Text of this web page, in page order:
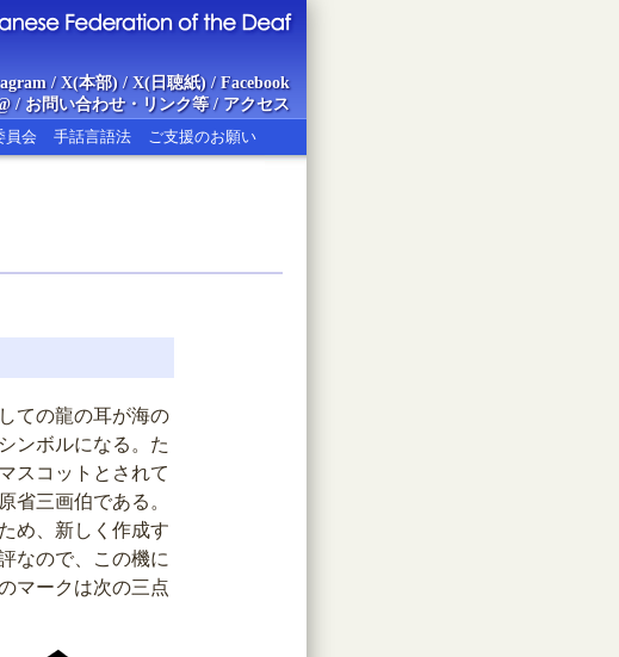
/ X(本部)/ X(日聴紙)/ Facebook
/ お問い合わせ・リンク等/ アクセス
員会 手話言語法 ご支援のお願い
ての龍の耳が海の
ンボルになる。た
スコットとされて
省三画伯である。
め、新しく作成す
なので、この機に
マークは次の三点